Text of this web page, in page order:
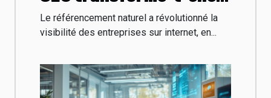
les entreprises locales ?
Le référencement naturel a révolutionné la
visibilité des entreprises sur internet, en...